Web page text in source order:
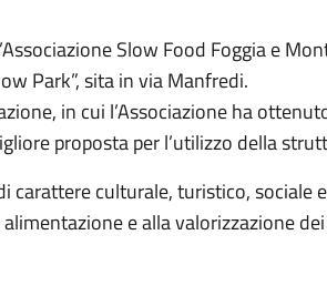
Slow Food Foggia e
Park”, sita in via Manfredi.
in cui l’Associazione ha
proposta per l’utilizzo della
carattere culturale, turistico, sociale e
e alla valorizzazione dei